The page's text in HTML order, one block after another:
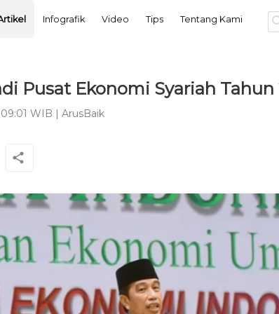
Infografik Video Tips Tentang Kami
Pusat Ekonomi Syariah Tahun
09:01 WIB ArusBaik